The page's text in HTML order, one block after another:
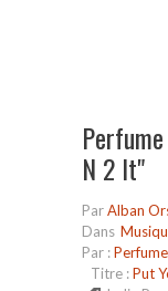
N 2 It"
ParAlban
Dans
Par :
Titre :Put